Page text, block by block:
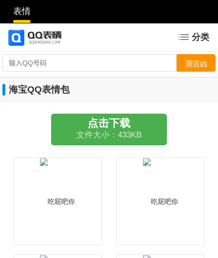
表情
分类
海宝QQ表情包
点击下载
文件大小：433KB